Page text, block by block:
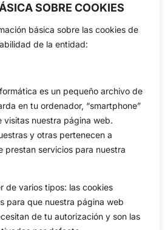
SOBRE COOKIES
básica sobre las cookies de
de la entidad:
es un pequeño archivo de
en tu ordenador, “smartphone”
nuestra página web.
y otras pertenecen a
prestan servicios para nuestra
de varios tipos: las cookies
para que nuestra página web
de tu autorización y son las
Tour, Ryder Cup, DP World Tour, LPGA
Jon Rahm
Vídeos
De Interés